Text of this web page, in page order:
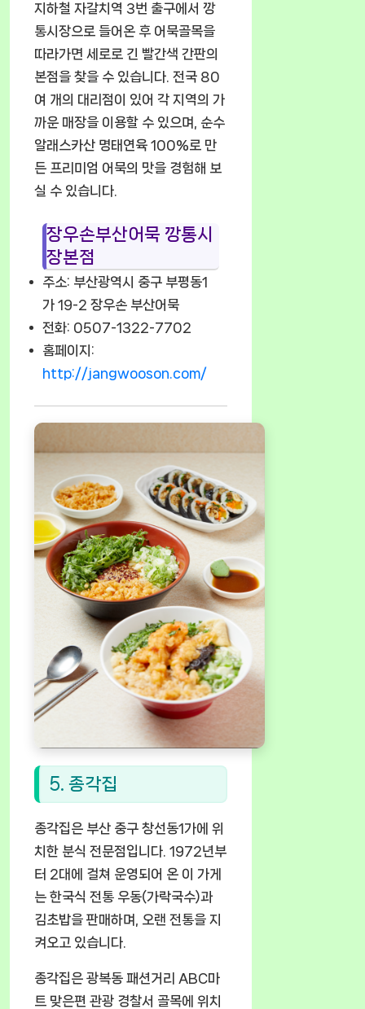
지하철 자갈치역 3번 출구에서 깡
통시장으로 들어온 후 어묵골목을
따라가면 세로로 긴 빨간색 간판의
본점을 찾을 수 있습니다. 전국 80
여 개의 대리점이 있어 각 지역의 가
까운 매장을 이용할 수 있으며, 순수
알래스카산 명태연육 100%로 만
든 프리미엄 어묵의 맛을 경험해 보
실 수 있습니다.
장우손부산어묵 깡통시
장본점
주소: 부산광역시 중구 부평동1
가 19-2 장우손 부산어묵
전화: 0507-1322-7702
홈페이지:
http://jangwooson.com/
5. 종각집
종각집은 부산 중구 창선동1가에 위
치한 분식 전문점입니다. 1972년부
터 2대에 걸쳐 운영되어 온 이 가게
는 한국식 전통 우동(가락국수)과
김초밥을 판매하며, 오랜 전통을 지
켜오고 있습니다.
종각집은 광복동 패션거리 ABC마
트 맞은편 관광 경찰서 골목에 위치